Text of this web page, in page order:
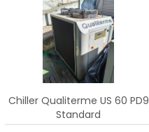
Chiller Qualiterme US 60 PD9
Standard